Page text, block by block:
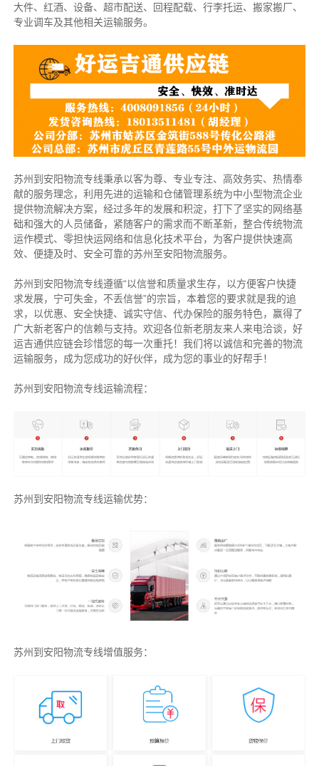
大件、红酒、设备、超市配送、回程配载、行李托运、搬家搬厂、
专业调车及其他相关运输服务。
苏州到安阳物流专线秉承以客为尊、专业专注、高效务实、热情奉
献的服务理念，利用先进的运输和仓储管理系统为中小型物流企业
提供物流解决方案，经过多年的发展和积淀，打下了坚实的网络基
础和强大的人员储备，紧随客户的需求而不断革新，整合传统物流
运作模式、零担快运网络和信息化技术平台，为客户提供快速高
效、便捷及时、安全可靠的苏州至安阳物流服务。
苏州到安阳物流专线遵循“以信誉和质量求生存，以方便客户快捷
求发展，宁可失金，不丢信誉”的宗旨，本着您的要求就是我的追
求，以优惠、安全快捷、诚实守信、代办保险的服务特色，赢得了
广大新老客户的信赖与支持。欢迎各位新老朋友来人来电洽谈，好
运吉通供应链会珍惜您的每一次重托！我们将以诚信和完善的物流
运输服务，成为您成功的好伙伴，成为您的事业的好帮手！
苏州到安阳物流专线运输流程：
苏州到安阳物流专线运输优势：
苏州到安阳物流专线增值服务：